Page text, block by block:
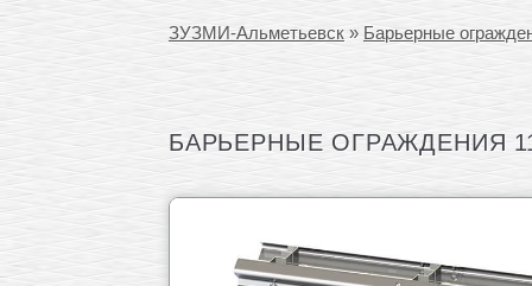
ЗУЗМИ-Альметьевск » Барьерные
БАРЬЕРНЫЕ ОГРАЖДЕНИЯ